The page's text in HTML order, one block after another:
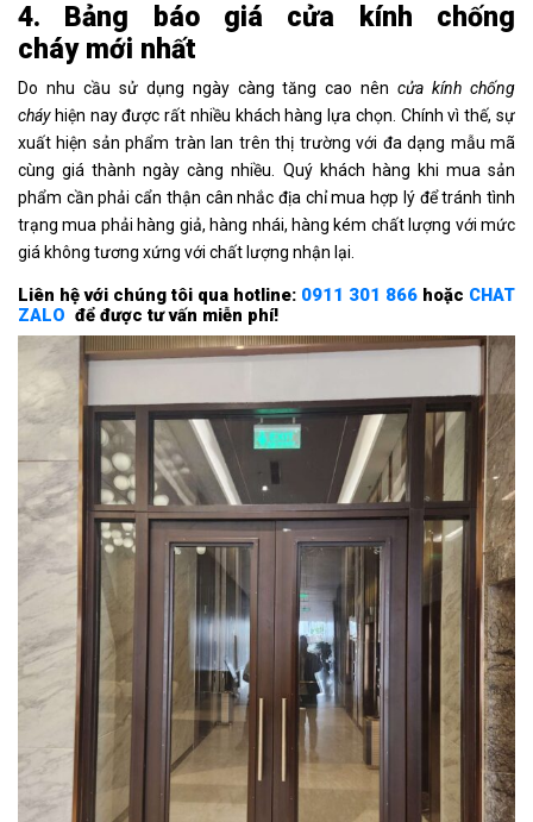
4. Bảng báo giá cửa kính chống
cháy mới nhất
Do nhu cầu sử dụng ngày càng tăng cao nêncửa kính chống
cháyhiện nay được rất nhiều khách hàng lựa chọn. Chính vì thế, sự
xuất hiện sản phẩm tràn lan trên thị trường với đa dạng mẫu mã
cùng giá thành ngày càng nhiều. Quý khách hàng khi mua sản
phẩm cần phải cẩn thận cân nhắc địa chỉ mua hợp lý để tránh tình
trạng mua phải hàng giả, hàng nhái, hàng kém chất lượng với mức
giá không tương xứng với chất lượng nhận lại.
Liên hệ với chúng tôi qua hotline: 0911 301 866 hoặc CHAT
ZALO để được tư vấn miễn phí!